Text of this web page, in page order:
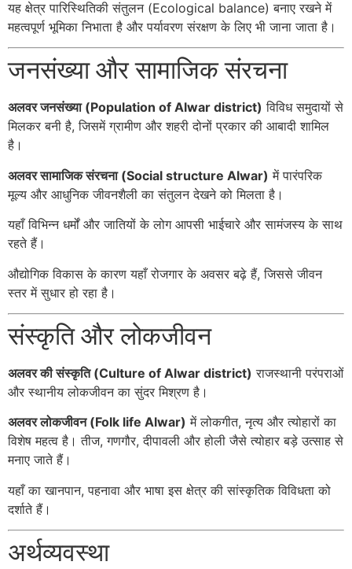
यह क्षेत्र पारिस्थितिकी संतुलन (Ecological balance) बनाए रखने में
महत्वपूर्ण भूमिका निभाता है और पर्यावरण संरक्षण के लिए भी जाना जाता है।
जनसंख्या और सामाजिक संरचना
अलवर जनसंख्या (Population of Alwar district) विविध समुदायों से
मिलकर बनी है, जिसमें ग्रामीण और शहरी दोनों प्रकार की आबादी शामिल
है।
अलवर सामाजिक संरचना (Social structure Alwar) में पारंपरिक
मूल्य और आधुनिक जीवनशैली का संतुलन देखने को मिलता है।
यहाँ विभिन्न धर्मों और जातियों के लोग आपसी भाईचारे और सामंजस्य के साथ
रहते हैं।
औद्योगिक विकास के कारण यहाँ रोजगार के अवसर बढ़े हैं, जिससे जीवन
स्तर में सुधार हो रहा है।
संस्कृति और लोकजीवन
अलवर की संस्कृति (Culture of Alwar district) राजस्थानी परंपराओं
और स्थानीय लोकजीवन का सुंदर मिश्रण है।
अलवर लोकजीवन (Folk life Alwar) में लोकगीत, नृत्य और त्योहारों का
विशेष महत्व है। तीज, गणगौर, दीपावली और होली जैसे त्योहार बड़े उत्साह से
मनाए जाते हैं।
यहाँ का खानपान, पहनावा और भाषा इस क्षेत्र की सांस्कृतिक विविधता को
दर्शाते हैं।
अर्थव्यवस्था